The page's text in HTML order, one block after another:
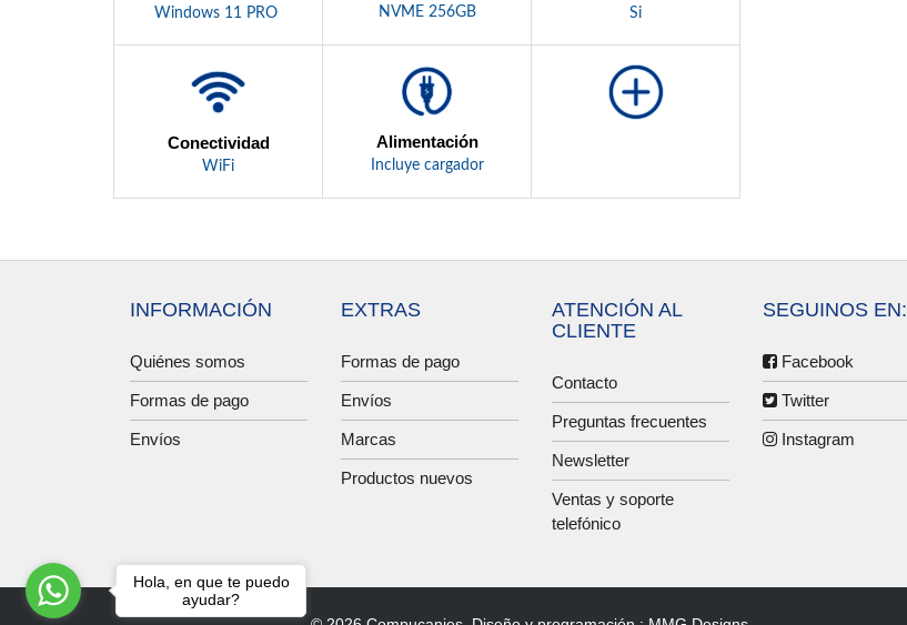
Windows 11 PRO NVME 256GB Si
Conectividad
WiFi
Alimentación
Incluye cargador
INFORMACIÓN
Quiénes somos
Formas de pago
Envíos
EXTRAS
Formas de pago
Envíos
Marcas
Productos nuevos
ATENCIÓN AL
CLIENTE
Contacto
Preguntas frecuentes
Newsletter
Ventas y soporte
telefónico
SEGUINOS EN:
Facebook
Twitter
Instagram
Hola, en que te puedo
ayudar?